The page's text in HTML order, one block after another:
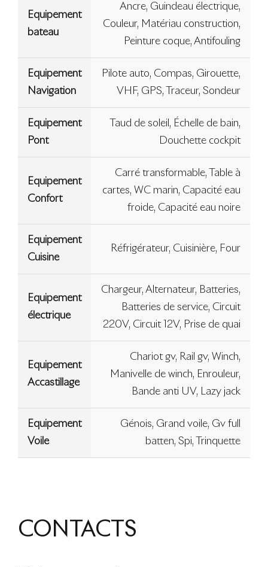
Equipement
bateau
Ancre, Guindeau électrique,
Couleur, Matériau construction,
Peinture coque, Antifouling
Equipement
Navigation
Pilote auto, Compas, Girouette,
VHF, GPS, Traceur, Sondeur
Equipement
Pont
Taud de soleil, Échelle de bain,
Douchette cockpit
Equipement
Confort
Carré transformable, Table à
cartes, WC marin, Capacité eau
froide, Capacité eau noire
Equipement
Cuisine
Réfrigérateur, Cuisinière, Four
Equipement
électrique
Chargeur, Alternateur, Batteries,
Batteries de service, Circuit
220V, Circuit 12V, Prise de quai
Equipement
Accastillage
Chariot gv, Rail gv, Winch,
Manivelle de winch, Enrouleur,
Bande anti UV, Lazy jack
Equipement
Voile
Génois, Grand voile, Gv full
batten, Spi, Trinquette
CONTACTS